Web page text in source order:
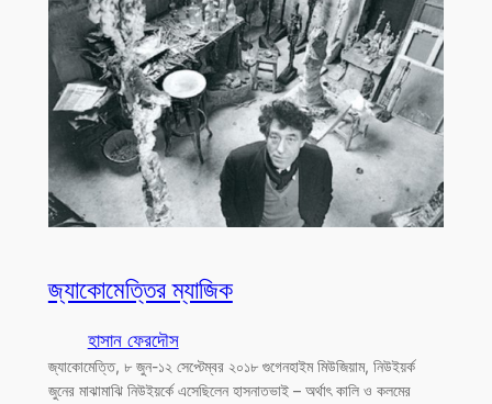
জ্যাকোমেত্তির ম্যাজিক
হাসান ফেরদৌস
জ্যাকোমেত্তি, ৮ জুন-১২ সেপ্টেম্বর ২০১৮ গুগেনহাইম মিউজিয়াম, নিউইয়র্ক
জুনের মাঝামাঝি নিউইয়র্কে এসেছিলেন হাসনাতভাই – অর্থাৎ কালি ও কলমের